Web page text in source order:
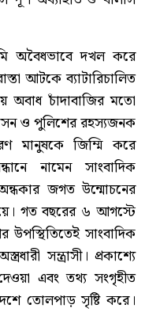
অবৈধভাবে দখল করে
আটকে ব্যাটারিচালিত
অবাধ চাঁদাবাজির মতো
ও পুলিশের রহস্যজনক
মানুষকে জিম্মি করে
নামেন সাংবাদিক
জগত উন্মোচনের
গত বছরের ৬ আগস্টে
উপস্থিতিতেই সাংবাদিক
সন্ত্রাসী। প্রকাশ্যে
এবং তথ্য সংগৃহীত
তোলপাড় সৃষ্টি করে।